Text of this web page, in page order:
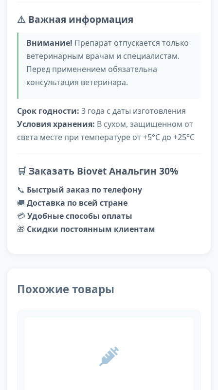
⚠️ Важная информация
Внимание! Препарат отпускается только
ветеринарным врачам и специалистам.
Перед применением обязательна
консультация ветеринара.
Срок годности: 3 года с даты изготовления
Условия хранения: В сухом, защищенном от
света месте при температуре от +5°C до +25°C
🛒 Заказать Biovet Анальгин 30%
📞 Быстрый заказ по телефону
🚚 Доставка по всей стране
💳Удобные способы оплаты
🎁 Скидки постоянным клиентам
Похожие товары